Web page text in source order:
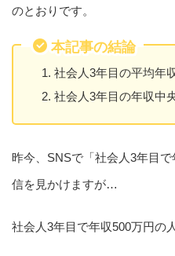
のとおりです。
本記事の結論
社会人3年目の平均年
社会人3年目の年収中
昨今、SNSで「社会人3年目
信を見かけますが…
社会人3年目で年収500万円の